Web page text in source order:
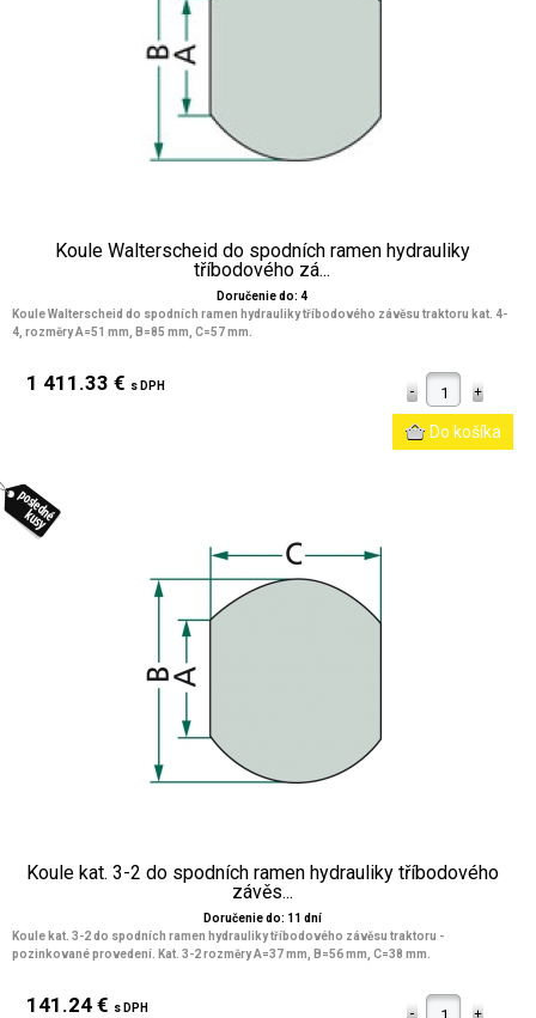
Koule Walterscheid do spodních ramen hydrauliky
tříbodového zá...
Doručenie do: 4
Koule Walterscheid do spodních ramen hydrauliky tříbodového závěsu traktoru kat. 4-
4, rozměry A=51 mm, B=85 mm, C=57 mm.
1 411.33 € s DPH
Koule kat. 3-2 do spodních ramen hydrauliky tříbodového
závěs...
Doručenie do: 11 dní
Koule kat. 3-2 do spodních ramen hydrauliky tříbodového závěsu traktoru -
pozinkované provedení. Kat. 3-2 rozměry A=37 mm, B=56 mm, C=38 mm.
141.24 € s DPH